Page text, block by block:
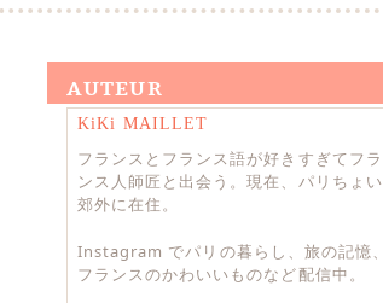
AUTEUR
KiKi MAILLET
フランスとフランス語が好きすぎてフラ
ンス人師匠と出会う。現在、パリちょい
郊外に在住。
Instagram でパリの暮らし、旅の記憶、
フランスのかわいいものなど配信中。